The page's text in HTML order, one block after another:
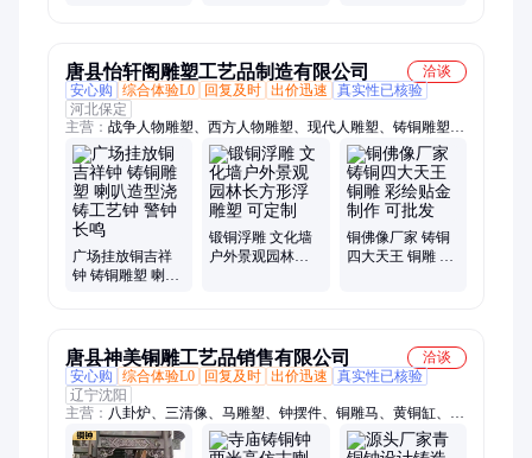
唐县怡轩阁雕塑工艺品制造有限公司
洽谈
安心购
综合体验L0 回复及时 出价迅速
真实性已核验
河北保定
主营： 战争人物雕塑、西方人物雕塑、现代人雕塑、铸铜雕塑、
铜大象、铜狮子、铜财神、铜弥勒、铜十八罗汉、铜西方三圣、
铜观音、铜文殊普贤、铜四大天王、铜关公、铜如来、铜貔貅、
铜浮雕、铜马、铜香炉、铜雕大象、黄铜大象、青铜关公、定制
铜关公、铜雕塑、孔子雕塑
广场挂放铜吉祥
钟 铸铜雕塑 喇叭
锻铜浮雕 文化墙
户外景观园林长
铜佛像厂家 铸铜
四大天王 铜雕 彩
唐县神美铜雕工艺品销售有限公司
洽谈
安心购
综合体验L0 回复及时 出价迅速
真实性已核验
辽宁沈阳
主营： 八卦炉、三清像、马雕塑、钟摆件、铜雕马、黄铜缸、铜
大缸、铜金龙、铸铁钟、铜编钟、铜塔尖、铜狮子、铜香炉、铜